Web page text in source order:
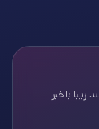
باخبر